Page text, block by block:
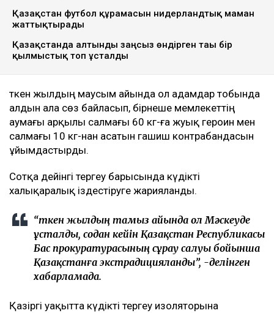
Қазақстан футбол құрамасын нидерландтық маман
жаттықтырады
Қазақстанда алтынды заңсыз өндірген тағы бір
қылмыстық топ ұсталды
Өткен жылдың маусым айында ол адамдар тобында
алдын ала сөз байласып, бірнеше мемлекеттің
аумағы арқылы салмағы 60 кг-ға жуық героин мен
салмағы 10 кг-нан асатын гашиш контрабандасын
ұйымдастырды.
Сотқа дейінгі тергеу барысында күдікті
халықаралық іздестіруге жарияланды.
“Өткен жылдың тамыз айында ол Мәскеуде
ұсталды, содан кейін Қазақстан Республикасы
Бас прокуратурасының сұрау салуы бойынша
Қазақстанға экстрадицияланды”, -делінген
хабарламада.
Қазіргі уақытта күдікті тергеу изоляторына